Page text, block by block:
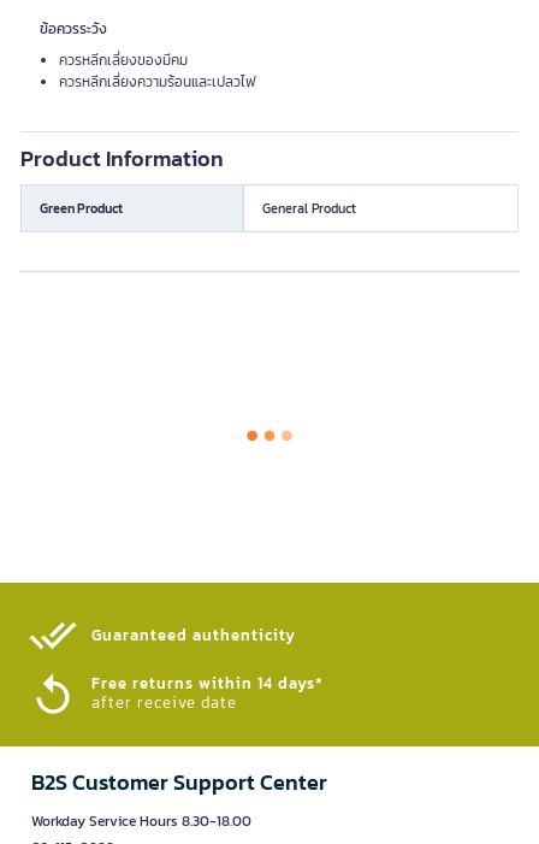
ข้อควรระวัง
ควรหลีกเลี่ยงของมีคม
ควรหลีกเลี่ยงความร้อนและเปลวไฟ
Product Information
Green Product General Product
Guaranteed authenticity​
Free returns within 14 days*
after receive date
B2S Customer Support Center
Workday Service Hours 8.30-18.00